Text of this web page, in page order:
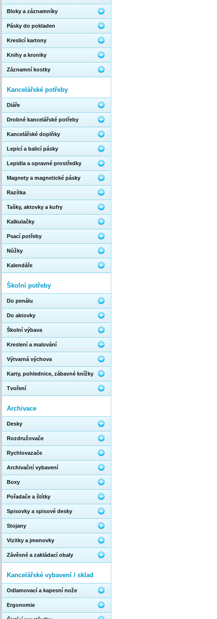
Bloky a záznamníky
Pásky do pokladen
Kreslicí kartony
Knihy a kroniky
Záznamní kostky
Kancelářské potřeby
Diáře
Drobné kancelářské potřeby
Kancelářské doplňky
Lepicí a balicí pásky
Lepidla a opravné prostředky
Magnety a magnetické pásky
Razítka
Tašky, aktovky a kufry
Kalkulačky
Psací potřeby
Nůžky
Kalendáře
Školní potřeby
Do penálu
Do aktovky
Školní výbava
Kreslení a malování
Výtvarná výchova
Karty, pohlednice, zábavné knížky
Tvoření
Archivace
Desky
Rozdružovače
Rychlovazače
Archivační vybavení
Boxy
Pořadače a štítky
Spisovky a spisové desky
Stojany
Vizitky a jmenovky
Závěsné a zakládací obaly
Kancelářské vybavení / sklad
Odlamovací a kapesní nože
Ergonomie